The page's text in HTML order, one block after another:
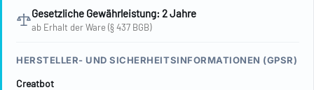
Gesetzliche Gewährleistung: 2 Jahre
ab Erhalt der Ware (§ 437 BGB)
HERSTELLER- UND SICHERHEITSINFORMATIONEN (GPSR)
Creatbot